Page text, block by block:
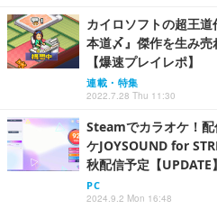
カイロソフトの超王
本道〆』傑作を生み
【爆速プレイレポ】
連載・特集
2022.7.28 Thu 11:30
Steamでカラオケ！
ケJOYSOUND for
秋配信予定【UPDATE】
PC
2024.9.2 Mon 16:48